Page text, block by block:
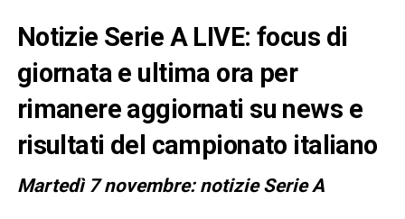
Notizie Serie A LIVE: focus di
giornata e ultima ora per
rimanere aggiornati su news e
risultati del campionato italiano
Martedì 7 novembre: notizie Serie A